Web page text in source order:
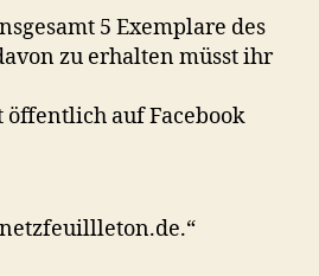
5 Exemplare des
zu erhalten müsst ihr
auf Facebook